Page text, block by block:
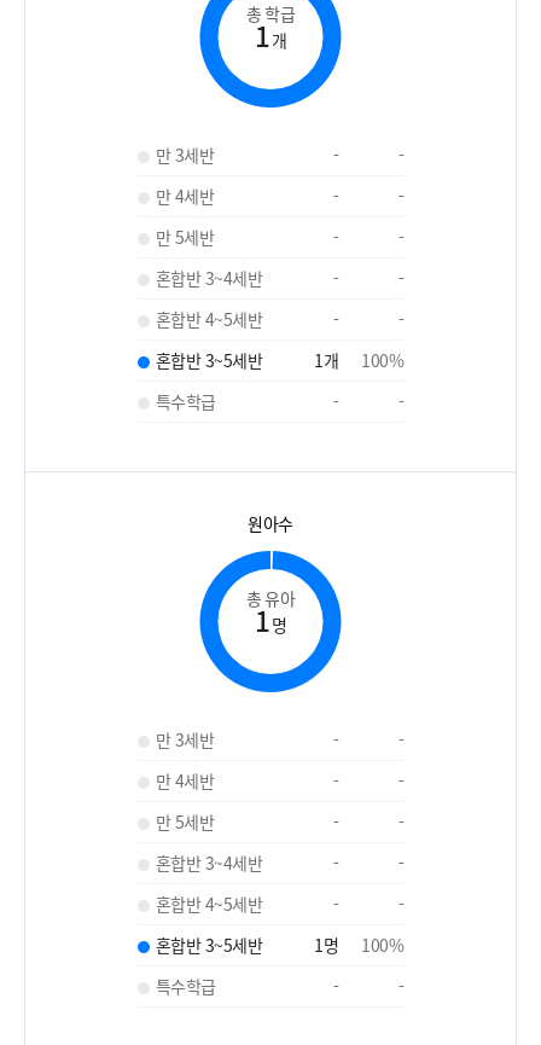
총 학급
1개
만 3세반 -
-
만 4세반
-
-
만 5세반
-
-
혼합반 3~4세반
-
-
혼합반 4~5세반
-
-
혼합반 3~5세반
1개 100%
특수학급
- -
원아수
총 유아
1명
만 3세반 -
-
만 4세반
-
-
만 5세반
-
-
혼합반 3~4세반
-
-
혼합반 4~5세반
-
-
혼합반 3~5세반
1명 100%
특수학급
- -